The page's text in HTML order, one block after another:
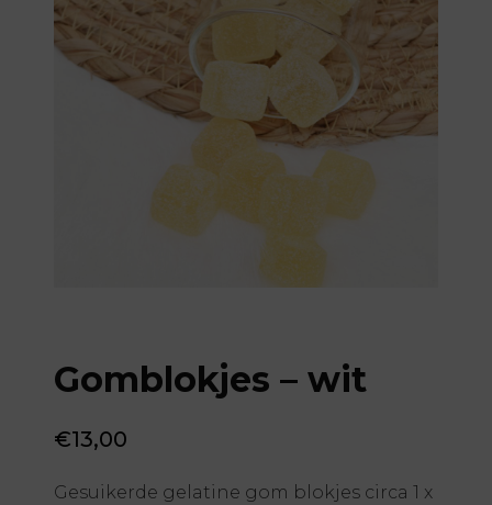
Gomblokjes – wit
€13,00
Gesuikerde gelatine gom blokjes circa 1 x